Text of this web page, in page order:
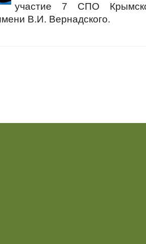
участие 7 СПО
В.И. Вернадского.